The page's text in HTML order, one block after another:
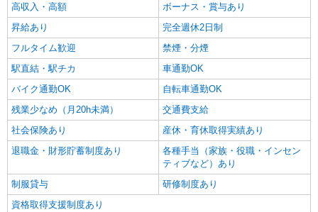
高収入・高額
ボーナス・賞与あり
昇給あり
完全週休2日制
フルタイム歓迎
禁煙・分煙
駅直結・駅チカ
車通勤OK
バイク通勤OK
自転車通勤OK
残業少なめ（月20h未満）
交通費支給
社会保険あり
産休・育休取得実績あり
退職金・財形貯蓄制度あり
各種手当（家族・役職・インセン
ティブなど）あり
制服貸与
研修制度あり
資格取得支援制度あり